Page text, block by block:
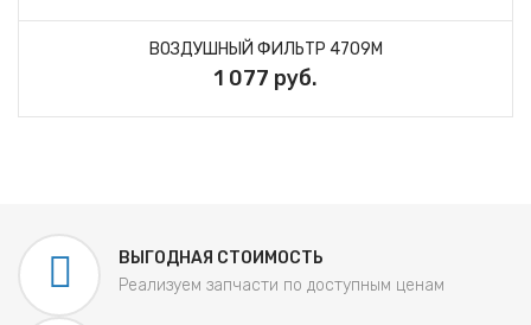
ВОЗДУШНЫЙ ФИЛЬТР 4709M
1 077 руб.
ВЫГОДНАЯ СТОИМОСТЬ
Реализуем запчасти по доступным ценам